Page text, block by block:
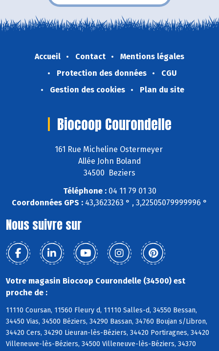
Accueil Contact
Mentions légales
Protection des données
CGU
Gestion des cookies
Plan du site
Biocoop Courondelle
161 Rue Micheline Ostermeyer
Allée John Boland
34500 Beziers
Téléphone :04 11 79 01 30
Coordonnées GPS : 43,3623263 ° , 3,22505079999996 °
Nous suivre sur
Votre magasin Biocoop Courondelle (34500) est
proche de :
11110 Coursan, 11560 Fleury d, 11110 Salles-d, 34550 Bessan,
34450 Vias, 34500 Béziers, 34290 Bassan, 34760 Boujan s/Libron,
34420 Cers, 34290 Lieuran-lès-Béziers, 34420 Portiragnes, 34420
Villeneuve-lès-Béziers, 34500 Villeneuve-lès-Béziers, 34370